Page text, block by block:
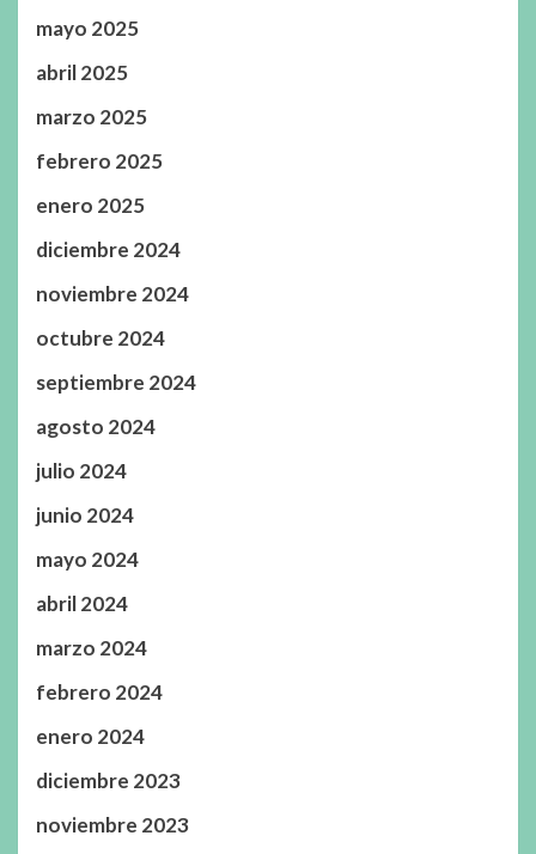
mayo 2025
abril 2025
marzo 2025
febrero 2025
enero 2025
diciembre 2024
noviembre 2024
octubre 2024
septiembre 2024
agosto 2024
julio 2024
junio 2024
mayo 2024
abril 2024
marzo 2024
febrero 2024
enero 2024
diciembre 2023
noviembre 2023